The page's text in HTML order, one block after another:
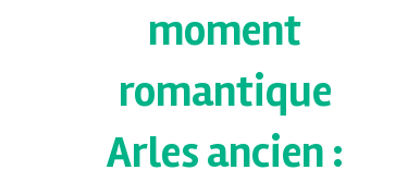
moment
romantique
Arles ancien :